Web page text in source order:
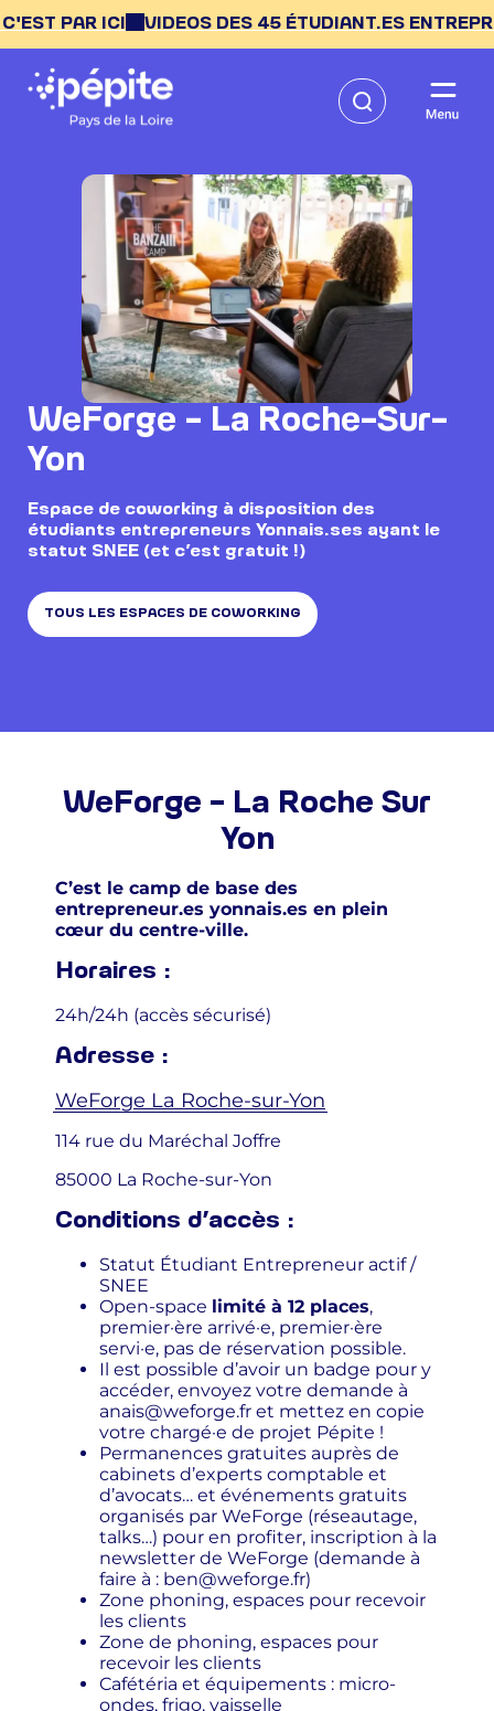
PAR ICI VIDEOS DES 45 ÉTUDIANT.ES
WeForge – La Roche-Sur-
Yon
Espace de coworking à disposition des
étudiants entrepreneurs Yonnais.ses ayant le
statut SNEE (et c’est gratuit !)
TOUS LES ESPACES DE COWORKING
WeForge – La Roche Sur
Yon
C’est le camp de base des
entrepreneur.es yonnais.es en plein
cœur du centre-ville.
Horaires :
24h/24h (accès sécurisé)
Adresse :
WeForge La Roche-sur-Yon
114 rue du Maréchal Joffre
85000 La Roche-sur-Yon
Conditions d’accès :
Statut Étudiant Entrepreneur actif /
SNEE
Open-space limité à 12 places,
premier·ère arrivé·e, premier·ère
servi·e, pas de réservation possible.
Il est possible d’avoir un badge pour y
accéder, envoyez votre demande à
anais@weforge.fr et mettez en copie
votre chargé·e de projet Pépite !
Permanences gratuites auprès de
cabinets d’experts comptable et
d’avocats… et événements gratuits
organisés par WeForge (réseautage,
talks…) pour en profiter, inscription à la
newsletter de WeForge (demande à
faire à : ben@weforge.fr)
Zone phoning, espaces pour recevoir
les clients
Zone de phoning, espaces pour
recevoir les clients
Cafétéria et équipements : micro-
ondes, frigo, vaisselle